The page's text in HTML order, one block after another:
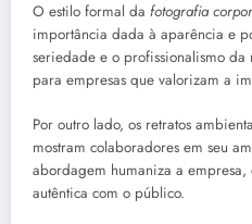
O estilo formal da fotografia
importância dada à aparência e
seriedade e o profissionalismo da
para empresas que valorizam a
Por outro lado, os retratos
mostram colaboradores em seu
abordagem humaniza a
autêntica com o público.